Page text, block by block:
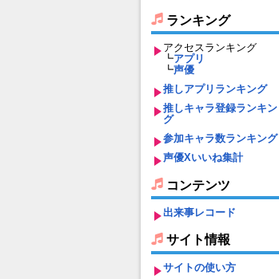
ランキング
アクセスランキング
┗アプリ
┗声優
推しアプリランキング
推しキャラ登録ランキン
グ
参加キャラ数ランキング
声優Xいいね集計
コンテンツ
出来事レコード
サイト情報
サイトの使い方